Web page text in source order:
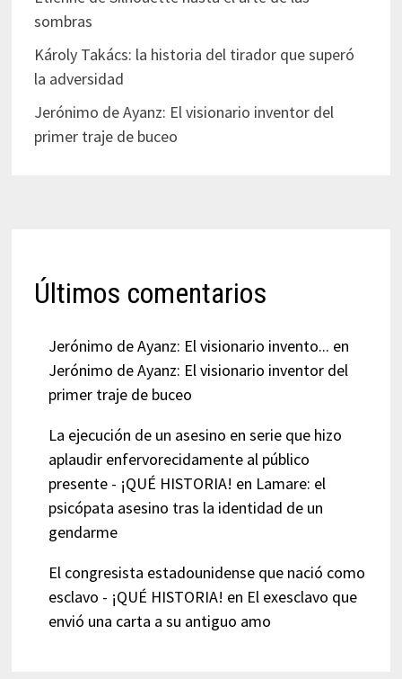
sombras
Károly Takács: la historia del tirador que superó
la adversidad
Jerónimo de Ayanz: El visionario inventor del
primer traje de buceo
Últimos comentarios
Jerónimo de Ayanz: El visionario invento... en
Jerónimo de Ayanz: El visionario inventor del
primer traje de buceo
La ejecución de un asesino en serie que hizo
aplaudir enfervorecidamente al público
presente - ¡QUÉ HISTORIA! en Lamare: el
psicópata asesino tras la identidad de un
gendarme
El congresista estadounidense que nació como
esclavo - ¡QUÉ HISTORIA! en El exesclavo que
envió una carta a su antiguo amo